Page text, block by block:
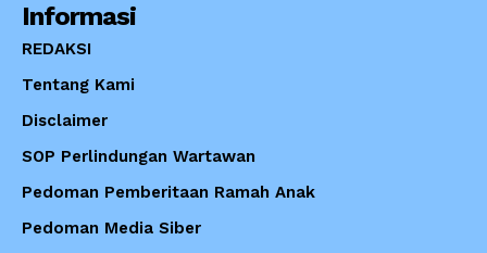
Informasi
REDAKSI
Tentang Kami
Disclaimer
SOP Perlindungan Wartawan
Pedoman Pemberitaan Ramah Anak
Pedoman Media Siber